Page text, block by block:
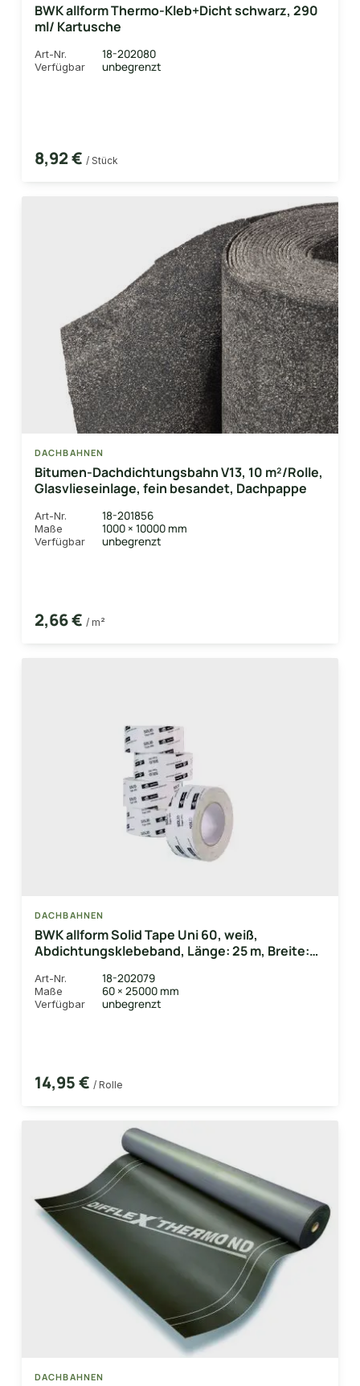
BWK allform Thermo-Kleb+Dicht schwarz, 290
ml/ Kartusche
Art-Nr. 18-202080
Verfügbar unbegrenzt
8,92 € / Stück
DACHBAHNEN
Bitumen-Dachdichtungsbahn V13, 10 m²/Rolle,
Glasvlieseinlage, fein besandet, Dachpappe
Art-Nr. 18-201856
Maße 1000 × 10000 mm
Verfügbar unbegrenzt
2,66 € / m²
DACHBAHNEN
BWK allform Solid Tape Uni 60, weiß,
Abdichtungsklebeband, Länge: 25 m, Breite:
Art-Nr. 18-202079
Maße 60 × 25000 mm
Verfügbar unbegrenzt
14,95 € / Rolle
DACHBAHNEN